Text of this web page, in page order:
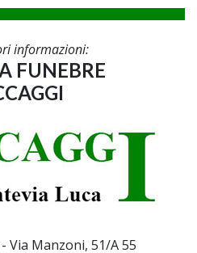
informazioni:
FUNEBRE
- Via Manzoni, 51/A 55